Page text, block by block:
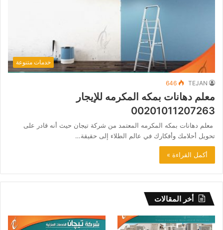
خدمات متنوعة
TEJAN
646
معلم دهانات بمكه المكرمه للإيجار
00201011207263
معلم دهانات بمكه المكرمه المعتمد من شركة تيجان حيث أنه قادر على
تحويل أحلامك وأفكارك في عالم الطلاء إلى حقيقة…
أكمل القراءة »
أخر المقالات